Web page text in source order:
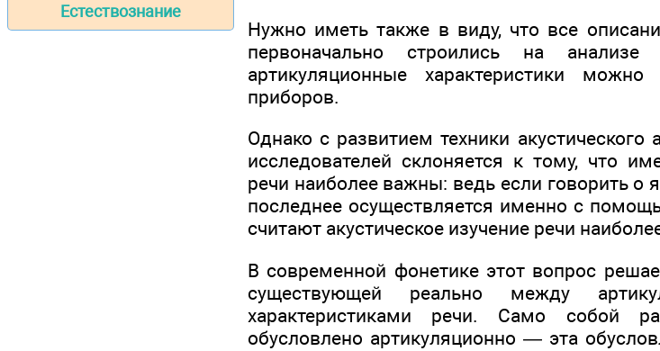
Естествознание
Нужно иметь также в виду, что все
первоначально строились на
артикуляционные характеристики
приборов.
Однако с развитием техники
исследователей склоняется к тому, что
речи наи­более важны: ведь если говорить о
последнее осуществляется именно с
считают аку­стическое изучение речи
В современной фонетике этот вопрос
существующей реально между
характеристика­ми речи. Само собой
обусловлено артикуляционно — эта